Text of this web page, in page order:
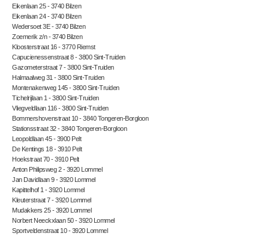
Eikenlaan 25 - 3740 Bilzen
Eikenlaan 24 - 3740 Bilzen
Wedersoet 3E - 3740 Bilzen
Zoemerik z/n - 3740 Bilzen
Kloosterstraat 16 - 3770 Riemst
Capucienessenstraat 8 - 3800 Sint-Truiden
Gazometerstraat 7 - 3800 Sint-Truiden
Halmaalweg 31 - 3800 Sint-Truiden
Montenakenweg 145 - 3800 Sint-Truiden
Tichelrijlaan 1 - 3800 Sint-Truiden
Vliegveldlaan 116 - 3800 Sint-Truiden
Bommershovenstraat 10 - 3840 Tongeren-Borgloon
Stationsstraat 32 - 3840 Tongeren-Borgloon
Leopoldlaan 45 - 3900 Pelt
De Kentings 18 - 3910 Pelt
Hoekstraat 70 - 3910 Pelt
Anton Philipsweg 2 - 3920 Lommel
Jan Davidlaan 9 - 3920 Lommel
Kapittelhof 1 - 3920 Lommel
Kleuterstraat 7 - 3920 Lommel
Mudakkers 25 - 3920 Lommel
Norbert Neeckxlaan 50 - 3920 Lommel
Sportveldenstraat 10 - 3920 Lommel